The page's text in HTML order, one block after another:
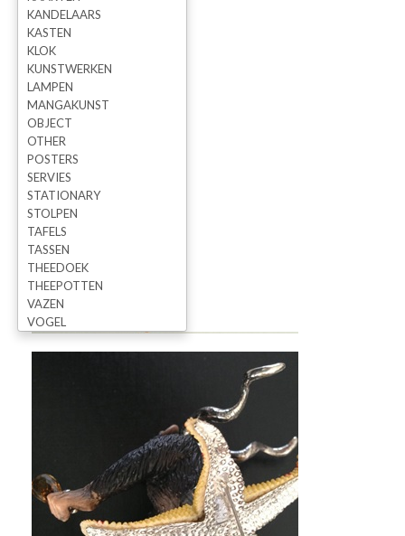
KANDELAARS
KASTEN
KLOK
KUNSTWERKEN
LAMPEN
MANGAKUNST
OBJECT
OTHER
POSTERS
SERVIES
STATIONARY
STOLPEN
TAFELS
TASSEN
THEEDOEK
THEEPOTTEN
VAZEN
VOGEL